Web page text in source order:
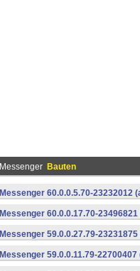
Messenger Bauten
Messenger 60.0.0.5.70-23232012
Messenger 60.0.0.17.70-
Messenger 59.0.0.27.79-
Messenger 59.0.0.11.79-